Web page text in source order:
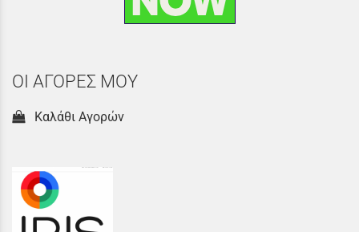
ΟΙ ΑΓΟΡΕΣ ΜΟΥ
Καλάθι Αγορών